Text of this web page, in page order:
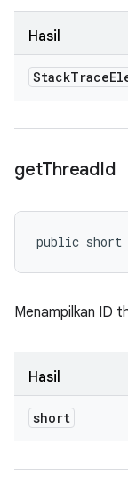
Hasil
StackTrace
getThreadId
public short
Menampilkan ID
Hasil
short